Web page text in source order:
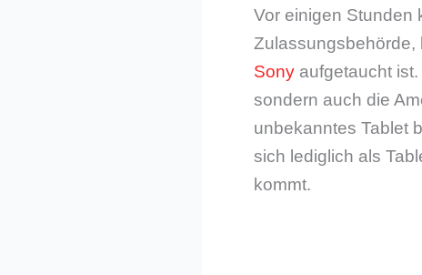
Vor einigen Stunden
Zulassungsbehörde,
Sony aufgetaucht
sondern auch die
unbekanntes Tablet
sich lediglich als
kommt.